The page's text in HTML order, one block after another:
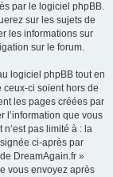
par le logiciel phpBB.
sur les sujets de
les informations sur
sur le forum.
logiciel phpBB tout en
ci soient hors de
les pages créées par
l’information que vous
pas limité à : la
ci-après par
DreamAgain.fr »
vous envoyez après